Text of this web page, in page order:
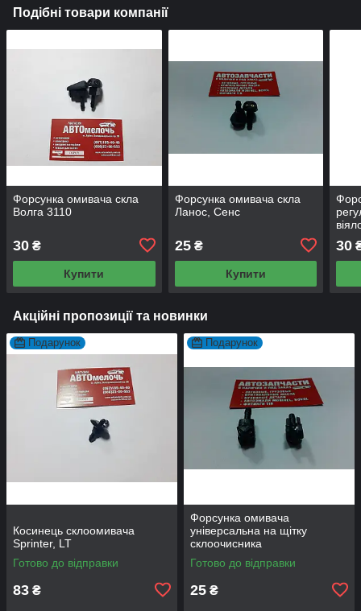
Подібні товари компанії
Форсунка омивача скла
Волга 3110
30 ₴
Купити
Форсунка омивача скла
Ланос, Сенс
25₴
Купити
30
Акційні пропозиції та новинки
Подарунок
Косинець склоомивача
Sprinter, LT
Готово до відправки
83 ₴
Подарунок
Форсунка омивача
універсальна на щітку
склоочисника
Готово до відправки
25 ₴